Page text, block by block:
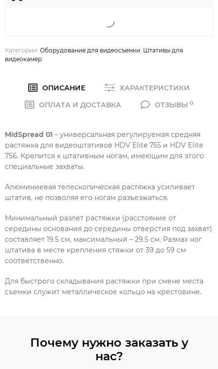
Категории: Оборудование для видеосъемки Штативы для
видеокамер
ОПИСАНИЕ
ХАРАКТЕРИСТИКИ
ОПЛАТА И ДОСТАВКА
ОТЗЫВЫ 0
MidSpread 01 – универсальная регулируемая средняя
растяжка для видеоштативов HDV Elite 755 и HDV Elite
756. Крепится к штативным ногам, имеющим для этого
специальные захваты.
Алюминиевая телескопическая растяжка усиливает
штатив, не позволяя его ногам разъезжаться.
Минимальный разлет растяжки (расстояние от
середины основания до середины отверстия под захват)
составляет 19.5 см, максимальный – 29.5 см. Размах ног
штатива в месте крепления стяжки от 39 до 59 см
соответственно.
Для быстрого складывания растяжки при смене места
съемки служит металлическое кольцо на крестовине.
Почему нужно заказать у
нас?